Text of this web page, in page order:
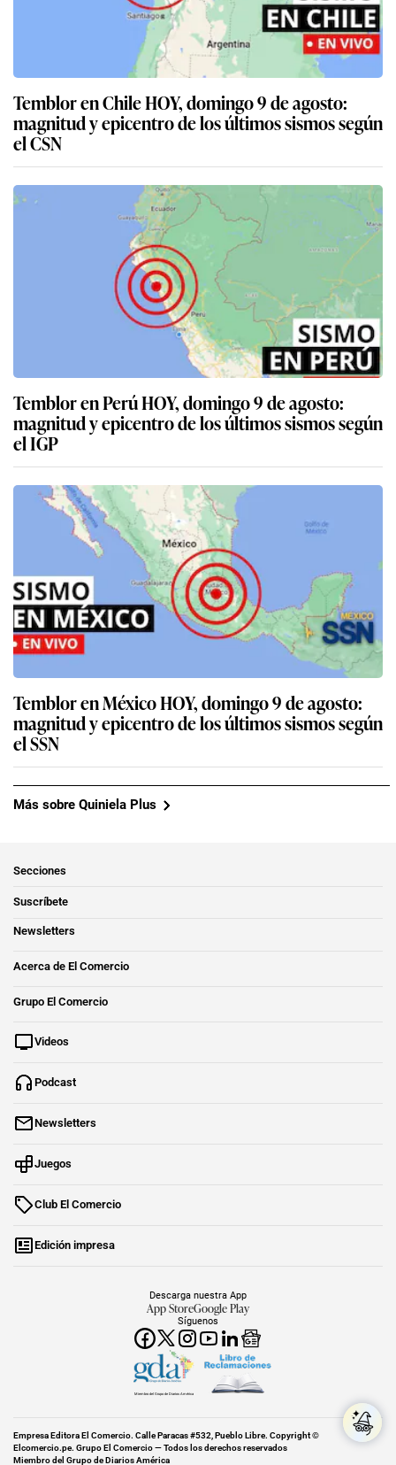
Temblor en Chile HOY, domingo 9 de agosto:
magnitud y epicentro de los últimos sismos según
el CSN
Temblor en Perú HOY, domingo 9 de agosto:
magnitud y epicentro de los últimos sismos según
el IGP
Temblor en México HOY, domingo 9 de agosto:
magnitud y epicentro de los últimos sismos según
el SSN
Más sobre Quiniela Plus
Secciones
Suscríbete
Newsletters
Acerca de El Comercio
Grupo El Comercio
Videos
Podcast
Newsletters
Juegos
Club El Comercio
Edición impresa
Síguenos
Descarga nuestra App
App StoreGoogle Play
Miembro del Grupo de Diarios América
Empresa Editora El Comercio. Calle Paracas #532, Pueblo Libre. Copyright ©
Elcomercio.pe. Grupo El Comercio — Todos los derechos reservados
Miembro del Grupo de Diarios América